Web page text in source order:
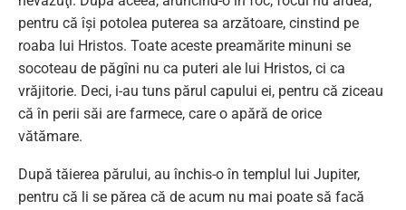
pentru că îşi potolea puterea sa arzătoare, cinstind pe
roaba lui Hristos. Toate aceste preamărite minuni se
socoteau de păgîni nu ca puteri ale lui Hristos, ci ca
vrăjitorie. Deci, i-au tuns părul capului ei, pentru că ziceau
că în perii săi are farmece, care o apără de orice
vătămare.
După tăierea părului, au închis-o în templul lui Jupiter,
pentru că li se părea că de acum nu mai poate să facă